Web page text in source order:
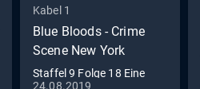
Kabel 1
Blue Bloods - Crime
Scene New York
Staffel 9 Folge 18 Eine
24.08.2019